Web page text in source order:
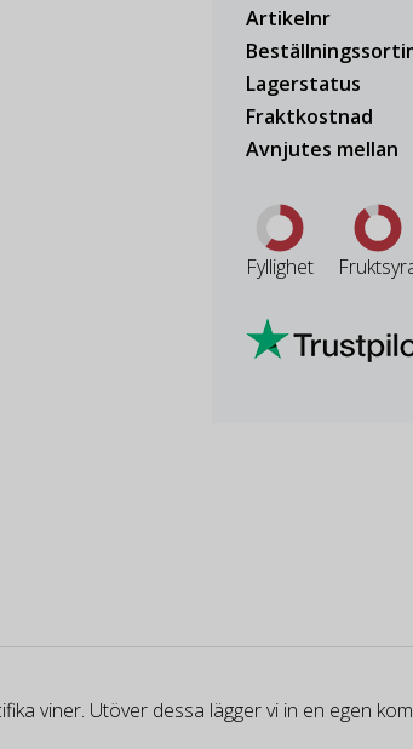
Artikelnr
Lagerstatus
Fraktkostnad
Avnjutes mellan
Fyllighet
viner. Utöver dessa lägger vi in en egen